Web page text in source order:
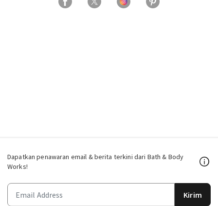
Dapatkan penawaran email & berita terkini dari Bath & Body
Works!
Kirim